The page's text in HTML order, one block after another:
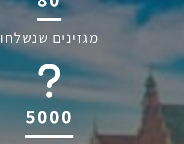
מגזינים שנשלחו
6045